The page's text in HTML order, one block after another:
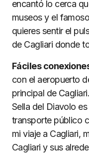
encantó lo cerca
museos y el
quieres sentir el
de Cagliari donde
Fáciles
con el aeropuerto
principal de
Sella del Diavolo
transporte público
mi viaje a Cagliari,
Cagliari y sus